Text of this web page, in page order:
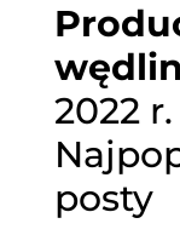
wędlin
2022 r.
posty